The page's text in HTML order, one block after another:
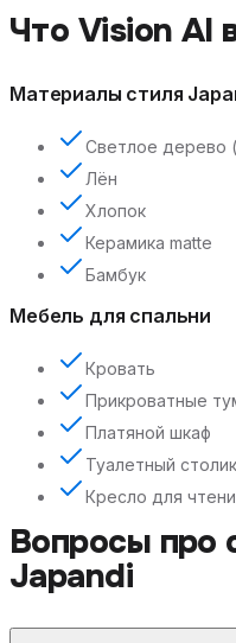
Что Vision AI
Материалы стиля
Светлое дерево
Лён
Хлопок
Керамика matte
Бамбук
Мебель для спальни
Кровать
Прикроватные
Платяной шкаф
Туалетный столик
Кресло для
Вопросы про
Japandi